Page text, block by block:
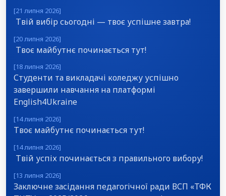
[21 липня 2026]
Твій вибір сьогодні — твоє успішне завтра!
[20 липня 2026]
Твоє майбутнє починається тут!
[18 липня 2026]
Студенти та викладачі коледжу успішно
завершили навчання на платформі
English4Ukraine
[14 липня 2026]
Твоє майбутнє починається тут!
[14 липня 2026]
Твій успіх починається з правильного вибору!
[13 липня 2026]
Заключне засідання педагогічної ради ВСП «ТФК